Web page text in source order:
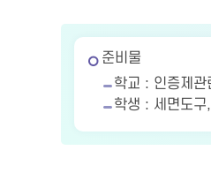
준비물
학교 : 인증제
학생 : 세면도